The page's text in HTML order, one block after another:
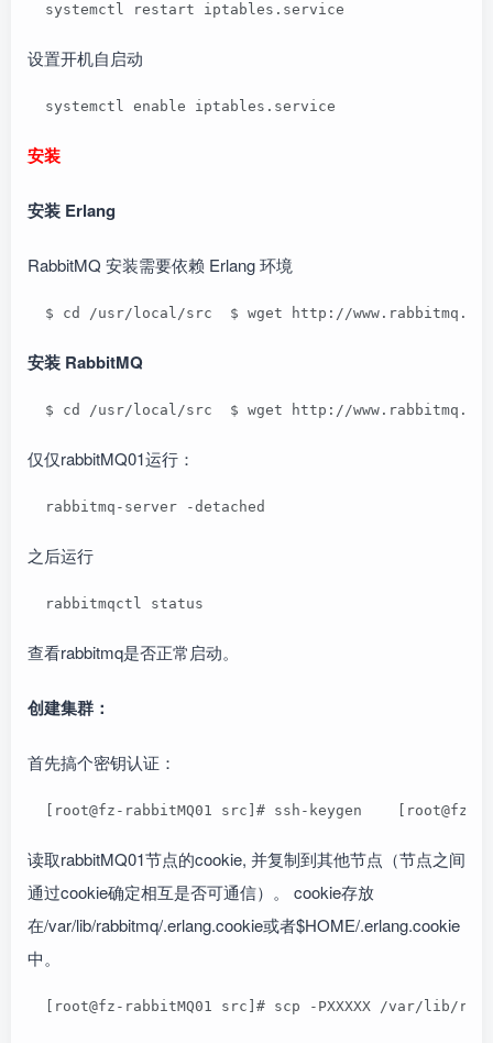
  systemctl restart iptables.service
设置开机自启动
  systemctl enable iptables.service
安装
安装 Erlang
RabbitMQ 安装需要依赖 Erlang 环境
$ cd /usr/local/src  $ wget http://
安装 RabbitMQ
$ cd /usr/local/src  $ wget http://
仅仅rabbitMQ01运行：
  rabbitmq-server -detached
之后运行
  rabbitmqctl status
查看rabbitmq是否正常启动。
创建集群：
首先搞个密钥认证：
[root@fz-rabbitMQ01 src]# ssh-keygen
读取rabbitMQ01节点的cookie, 并复制到其他节点（节点之间
通过cookie确定相互是否可通信）。 cookie存放
在/var/lib/rabbitmq/.erlang.cookie或者$HOME/.erlang.cookie
中。
[root@fz-rabbitMQ01 src]# scp -PXXXXX /var/lib/